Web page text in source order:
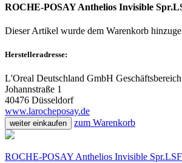
ROCHE-POSAY Anthelios Invisible
Dieser Artikel wurde dem Warenkorb
Herstelleradresse:
L'Oreal Deutschland GmbH
Johannstraße 1
40476 Düsseldorf
www.larocheposay.de
weiter einkaufen zum Warenkorb
ROCHE-POSAY Anthelios Invisible